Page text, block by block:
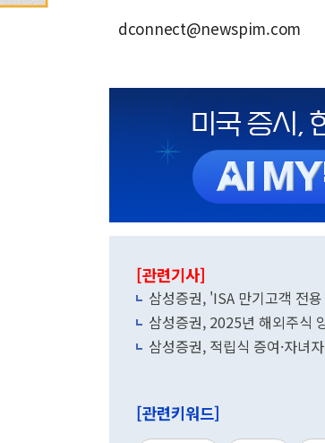
dconnect@newspim.com
[관련기사]
삼성증권, 'ISA 만기고객 전
삼성증권, 2025년 해외주식
삼성증권, 적립식 증여·자녀
[관련키워드]